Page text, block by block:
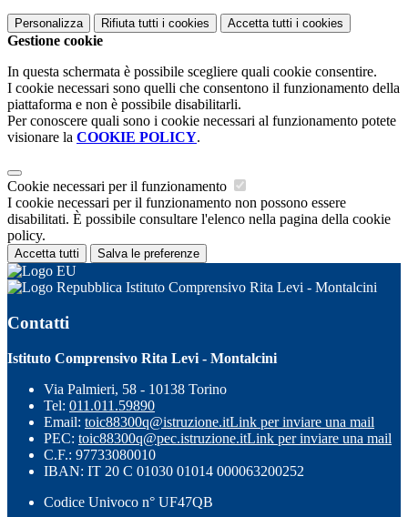
Personalizza Rifiuta tutti i cookies Accetta tutti i cookies
Gestione cookie
In questa schermata è possibile scegliere quali cookie consentire.
I cookie necessari sono quelli che consentono il funzionamento della
piattaforma e non è possibile disabilitarli.
Per conoscere quali sono i cookie necessari al funzionamento potete
visionare la COOKIE POLICY.
Cookie necessari per il funzionamento
I cookie necessari per il funzionamento non possono essere
disabilitati. È possibile consultare l'elenco nella pagina della cookie
policy.
Accetta tutti Salva le preferenze
Istituto Comprensivo Rita Levi - Montalcini
Contatti
Istituto Comprensivo Rita Levi - Montalcini
Via Palmieri, 58 - 10138 Torino
Tel: 011.011.59890
Email: toic88300q@istruzione.itLink per inviare una mail
PEC: toic88300q@pec.istruzione.itLink per inviare una mail
C.F.: 97733080010
IBAN: IT 20 C 01030 01014 000063200252
Codice Univoco n° UF47QB